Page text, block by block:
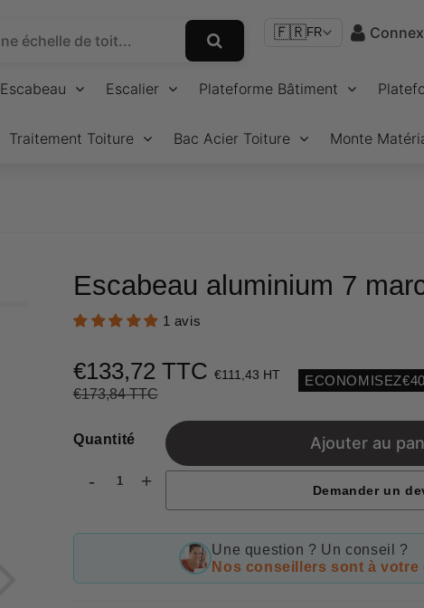
🇫🇷FR
Escabeau Escalier Plateforme Bâtiment
Traitement Toiture Bac Acier Toiture Monte
Escabeau aluminium 7
1 avis
€133,72 TTC €111,43 HT
€173,84 TTC
Unit
ECONOMISEZ
Quantité
- +
Ajouter au
Demander un
Une question ? Un conseil ?
Nos conseillers sont à votre